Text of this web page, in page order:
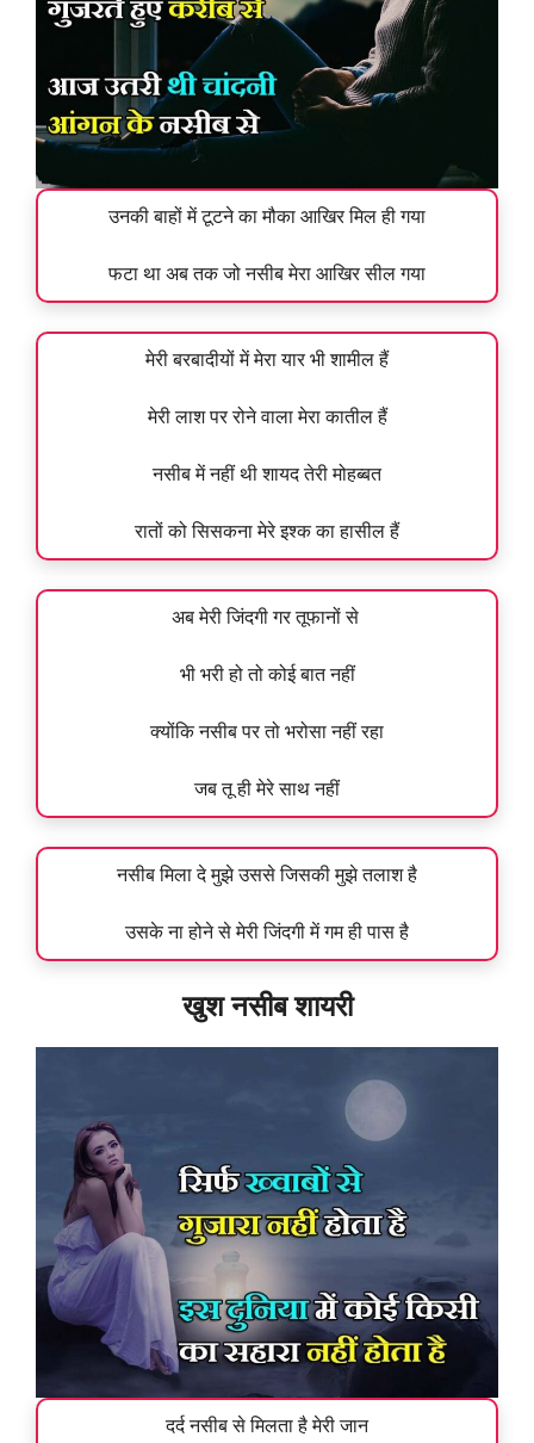
उनकी बाहों में टूटने का मौका आखिर मिल ही गया
फटा था अब तक जो नसीब मेरा आखिर सील गया
मेरी बरबादीयों में मेरा यार भी शामील हैं
मेरी लाश पर रोने वाला मेरा कातील हैं
नसीब में नहीं थी शायद तेरी मोहब्बत
रातों को सिसकना मेरे इश्क का हासील हैं
अब मेरी जिंदगी गर तूफानों से
भी भरी हो तो कोई बात नहीं
क्योंकि नसीब पर तो भरोसा नहीं रहा
जब तू ही मेरे साथ नहीं
नसीब मिला दे मुझे उससे जिसकी मुझे तलाश है
उसके ना होने से मेरी जिंदगी में गम ही पास है
खुश नसीब शायरी
दर्द नसीब से मिलता है मेरी जान